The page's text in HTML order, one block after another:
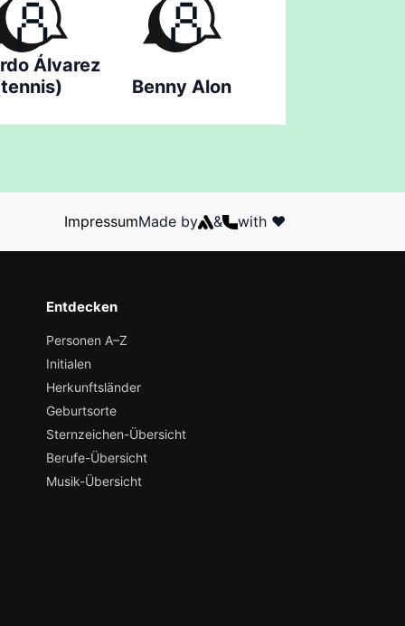
Álvarez
Benny Alon
ImpressumMade by & with ❤️
Entdecken
Personen A–Z
Initialen
Herkunftsländer
Geburtsorte
Sternzeichen-Übersicht
Berufe-Übersicht
Musik-Übersicht